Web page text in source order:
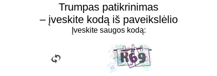
Trumpas patikrinimas
– įveskite kodą iš paveikslėlio
Įveskite saugos kodą: